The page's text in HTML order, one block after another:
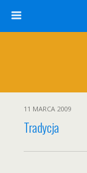
11 MARCA 2009
Tradycja